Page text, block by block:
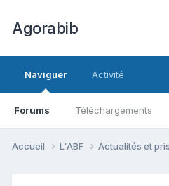
Agorabib
Naviguer
Forums Téléchargements
Activité
Accueil L'ABF Actualités et